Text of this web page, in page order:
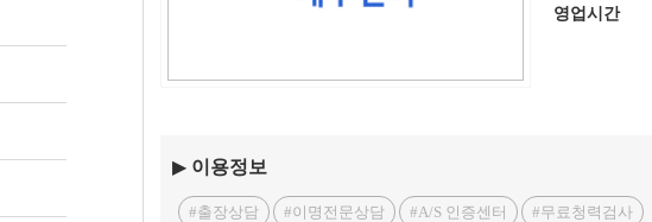
영업시간
▶ 이용정보
#출장상담 #이명전문상담 #A/S 인증센터 #무료청력검사